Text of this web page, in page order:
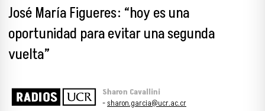
José María Figueres: “hoy es una
oportunidad para evitar una segunda
vuelta”
Sharon Cavallini
-sharon.garcia@ucr.ac.cr